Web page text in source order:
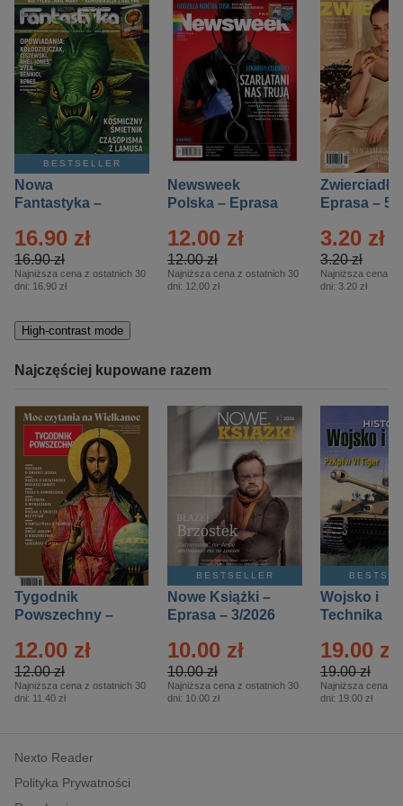
BESTSELLER
Nowa
Fantastyka –
16.90 zł
16.90 zł
Najniższa cena z ostatnich 30
dni: 16.90 zł
Newsweek
Polska – Eprasa
12.00 zł
12.00 zł
Najniższa cena z ostatnich 30
dni: 12.00 zł
Zwierciadło
Eprasa – 5/
3.20 zł
3.20 zł
Najniższa cena z
dni: 3.20 zł
High-contrast mode
Najczęściej kupowane razem
Tygodnik
Powszechny –
12.00 zł
12.00 zł
Najniższa cena z ostatnich 30
dni: 11.40 zł
BESTSELLER
Nowe Książki –
Eprasa – 3/2026
10.00 zł
10.00 zł
Najniższa cena z ostatnich 30
dni: 10.00 zł
Wojsko i
Technika
– 2/2026
19.00 zł
19.00 zł
Najniższa cena z
dni: 19.00 zł
Nexto Reader
Polityka Prywatności